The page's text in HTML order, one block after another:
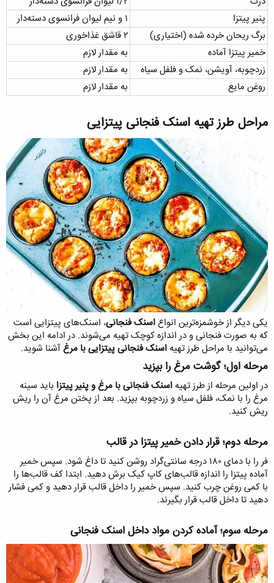
پنیر پیتزا
۱ و نیم لیوان فرانسوی دسته‌دار
برگ ریحان خرده شده (اختیاری)
۲ قاشق غذاخوری
خمیر پیتزا آماده
به مقدار لازم
زردچوبه، آویشن، نمک و فلفل سیاه
به مقدار لازم
روغن مایع
به مقدار لازم
مراحل طرز تهیه اسنک فنجانی پیتزایی​
یکی دیگر از خوشمزه‌ترین انواعاسنک فنجانی، اسنک‌های پیتزایی است
که به صورت فنجانی و در اندازه کوچک تهیه می‌شوند. در ادامه این بخش
می‌توانید با مراحل طرز تهیه اسنک فنجانی پیتزایی با مرغآشنا شوید.
مرحله اول؛ گوشت مرغ را بپزید​
در اولین مرحله از طرز تهیه اسنک فنجانی با مرغ و پنیر پیتزا باید سینه
مرغ را با نمک، فلفل سیاه و زردچوبه بپزید. بعد از پختن مرغ آن را ریش
ریش کنید.
مرحله دوم؛ قرار دادن خمیر پیتزا در قالب​
فر را با دمای ۱۸۰ درجه سانتی‌گراد روشن کنید تا داغ شود. سپس خمیر
آماده پیتزا را اندازه قالب‌های کاپ کیک برش دهید. ابتدا کف قالب‌ها را
با کمی روغن چرب کنید. سپس خمیر را داخل قالب قرار دهید و کمی فشار
دهید تا داخل قالب قرار بگیرند.
مرحله سوم؛ آماده کردن مواد داخل اسنک فنجانی​